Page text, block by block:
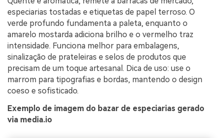
especiarias tostadas e etiquetas de papel terroso. O
verde profundo fundamenta a paleta, enquanto o
amarelo mostarda adiciona brilho e o vermelho traz
intensidade. Funciona melhor para embalagens,
sinalização de prateleiras e selos de produtos que
precisam de um toque artesanal. Dica de uso: use o
marrom para tipografias e bordas, mantendo o design
coeso e sofisticado.
Exemplo de imagem do bazar de especiarias gerado
via media.io